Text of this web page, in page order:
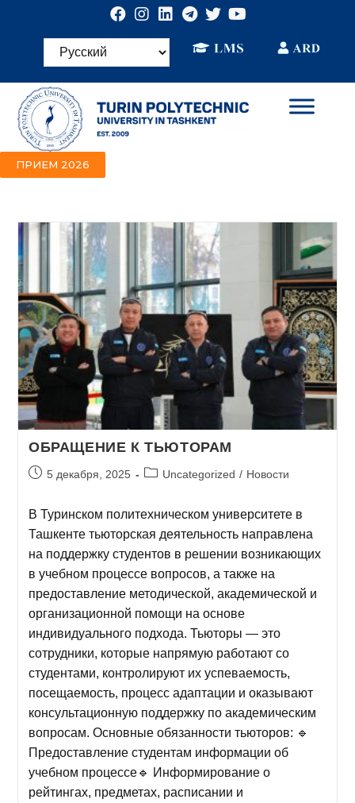
ПРИЕМ 2026
ОБРАЩЕНИЕ К ТЬЮТОРАМ
5 декабря, 2025 Uncategorized / Новости
В Туринском политехническом университете в
Ташкенте тьюторская деятельность направлена
на поддержку студентов в решении возникающих
в учебном процессе вопросов, а также на
предоставление методической, академической и
организационной помощи на основе
индивидуального подхода. Тьюторы — это
сотрудники, которые напрямую работают со
студентами, контролируют их успеваемость,
посещаемость, процесс адаптации и оказывают
консультационную поддержку по академическим
вопросам. Основные обязанности тьюторов: 🔹
Предоставление студентам информации об
учебном процессе🔹 Информирование о
рейтингах, предметах, расписании и